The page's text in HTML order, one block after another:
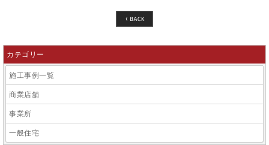
カテゴリー
施工事例一覧
商業店舗
事業所
一般住宅